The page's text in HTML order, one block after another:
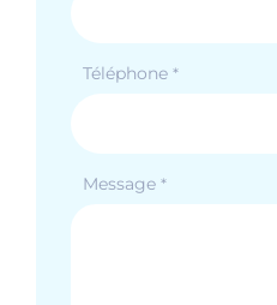
Téléphone *
Message *